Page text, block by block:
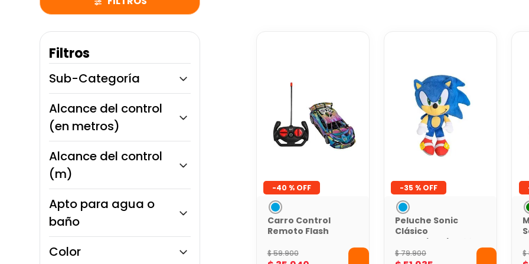
Filtros
Sub-Categoría
Muñecas y Muñecos
Sets y Manualidades
Peluches
Arte y Manualidades
Juguetes
Muñecas
Carros de Juguete
Electrónicos
Didácticos para Bebés
Alcance del control
(en metros)
15 m
Alcance del control
(m)
30 m
Apto para agua o
baño
Color
-40 %
Carro Control
Remoto Flash
$59.900
-35 %
Peluche Sonic
Clásico
Coleccionable 22
cm
$79.900 $
10. bloques